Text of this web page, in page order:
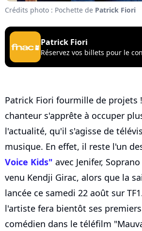
Crédits photo : Pochette de Patrick Fiori
Patrick Fiori
Réservez vos billets pour le
Patrick Fiori fourmille de projets
chanteur s'apprête à occuper
l'actualité, qu'il s'agisse de
musique. En effet, il reste l'un
Voice Kids" avec Jenifer,
venu Kendji Girac, alors que la
lancée ce samedi 22 août sur
l'artiste fera bientôt ses
comédien dans le téléfilm